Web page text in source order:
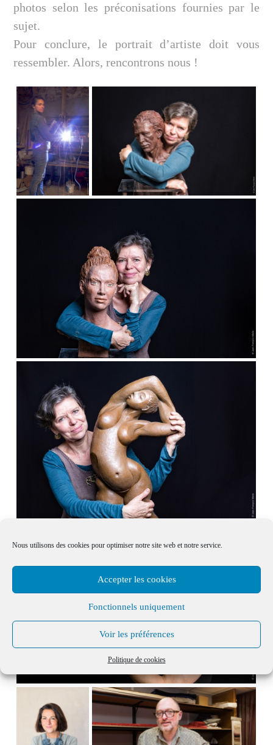
Nous utilisons des cookies pour optimiser notre site web et notre service.
Accepter les cookies
Fonctionnels uniquement
Voir les préférences
Politique de cookies
photos selon les préconisations fournies par le
sujet.
Pour conclure, le portrait d’artiste doit vous
ressembler. Alors, rencontrons nous !